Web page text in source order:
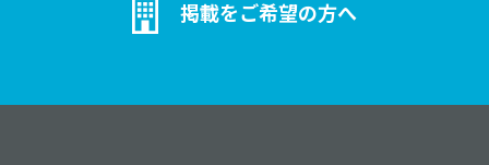
掲載をご希望の方へ